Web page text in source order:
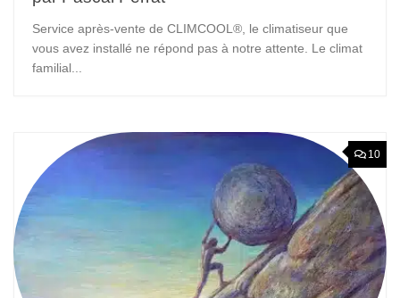
Service après-vente de CLIMCOOL®, le climatiseur que
vous avez installé ne répond pas à notre attente. Le climat
familial...
10